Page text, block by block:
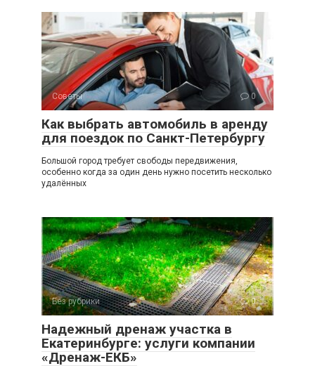
Советы 0
Как выбрать автомобиль в аренду
для поездок по Санкт-Петербургу
Большой город требует свободы передвижения,
особенно когда за один день нужно посетить несколько
удалённых
Без рубрики 0
Надежный дренаж участка в
Екатеринбурге: услуги компании
«Дренаж-ЕКБ»